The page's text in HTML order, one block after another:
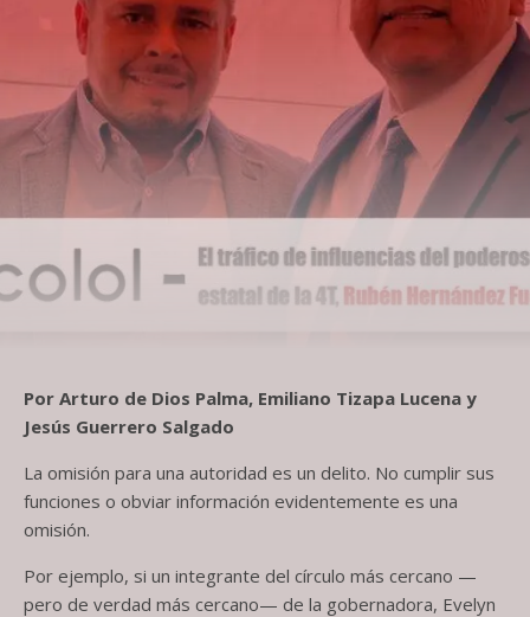
Por Arturo de Dios Palma, Emiliano Tizapa Lucena y
Jesús Guerrero Salgado
La omisión para una autoridad es un delito. No cumplir sus
funciones o obviar información evidentemente es una
omisión.
Por ejemplo, si un integrante del círculo más cercano —
pero de verdad más cercano— de la gobernadora, Evelyn